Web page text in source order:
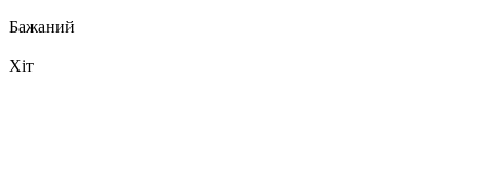
Бажаний
Хіт